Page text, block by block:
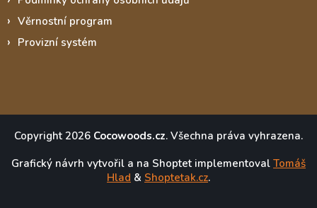
Věrnostní program
Provizní systém
Copyright 2026 Cocowoods.cz. Všechna práva vyhrazena.
Grafický návrh vytvořil a na Shoptet implementoval Tomáš
Hlad & Shoptetak.cz.